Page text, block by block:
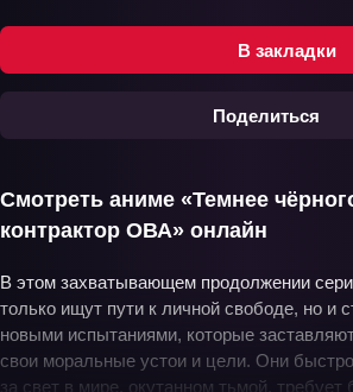
В закладки
Поделиться
Смотреть аниме «Темнее
контрактор ОВА» онлайн
В этом захватывающем продолжении
только ищут пути к личной свободе, но и
новыми испытаниями, которые
свои моральные устои и цели. Они
за свет в мире, окутанном тьмой,